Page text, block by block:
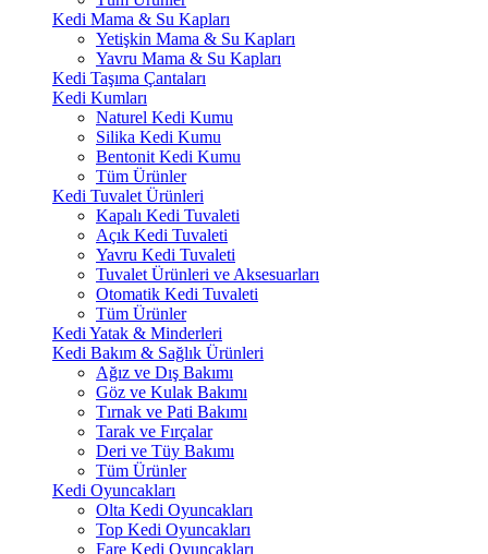
Kedi Mama & Su Kapları
Yetişkin Mama & Su Kapları
Yavru Mama & Su Kapları
Kedi Taşıma Çantaları
Kedi Kumları
Naturel Kedi Kumu
Silika Kedi Kumu
Bentonit Kedi Kumu
Tüm Ürünler
Kedi Tuvalet Ürünleri
Kapalı Kedi Tuvaleti
Açık Kedi Tuvaleti
Yavru Kedi Tuvaleti
Tuvalet Ürünleri ve Aksesuarları
Otomatik Kedi Tuvaleti
Tüm Ürünler
Kedi Yatak & Minderleri
Kedi Bakım & Sağlık Ürünleri
Ağız ve Dış Bakımı
Göz ve Kulak Bakımı
Tırnak ve Pati Bakımı
Tarak ve Fırçalar
Deri ve Tüy Bakımı
Tüm Ürünler
Kedi Oyuncakları
Olta Kedi Oyuncakları
Top Kedi Oyuncakları
Fare Kedi Oyuncakları